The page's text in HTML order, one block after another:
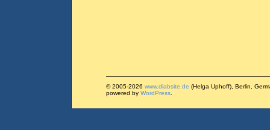
© 2005-2026 www.diabsite.de (Helga Uphoff), Berlin,
powered by WordPress.